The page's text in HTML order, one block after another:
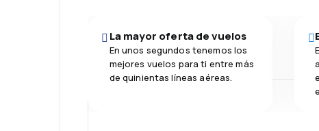
La mayor oferta de vuelos
En unos segundos tenemos los
mejores vuelos para ti entre más
de quinientas líneas aéreas.